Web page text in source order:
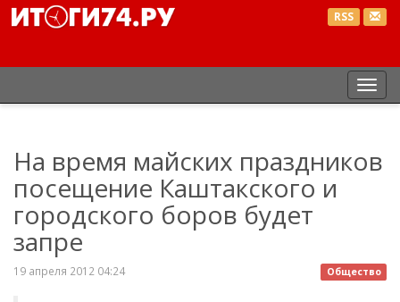
RSS
На время майских праздников
посещение Каштакского и
городского боров будет
запре
Общество
19 апреля 2012 04:24